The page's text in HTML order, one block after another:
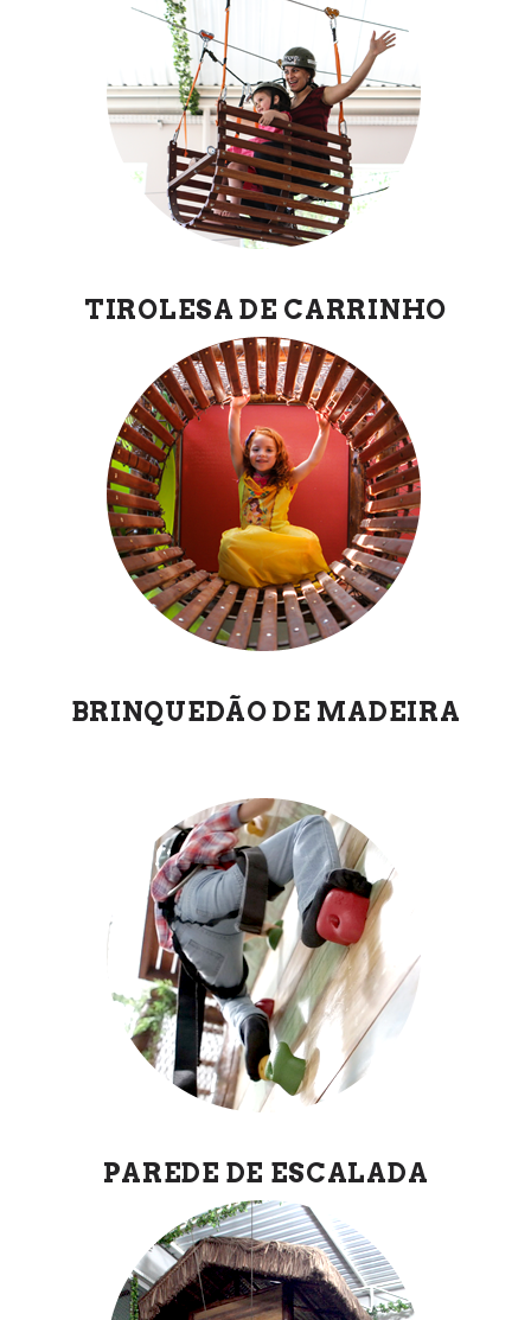
TIROLESA DE CARRINHO
BRINQUEDÃO DE MADEIRA
PAREDE DE ESCALADA